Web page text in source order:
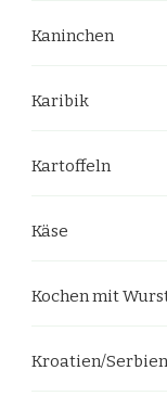
Kaninchen
Karibik
Kartoffeln
Käse
Kochen mit
Kroatien/Serbien